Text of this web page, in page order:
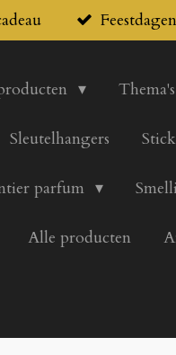
Feestdagen
Thema's
Sleutelhangers
parfum
Alle producten